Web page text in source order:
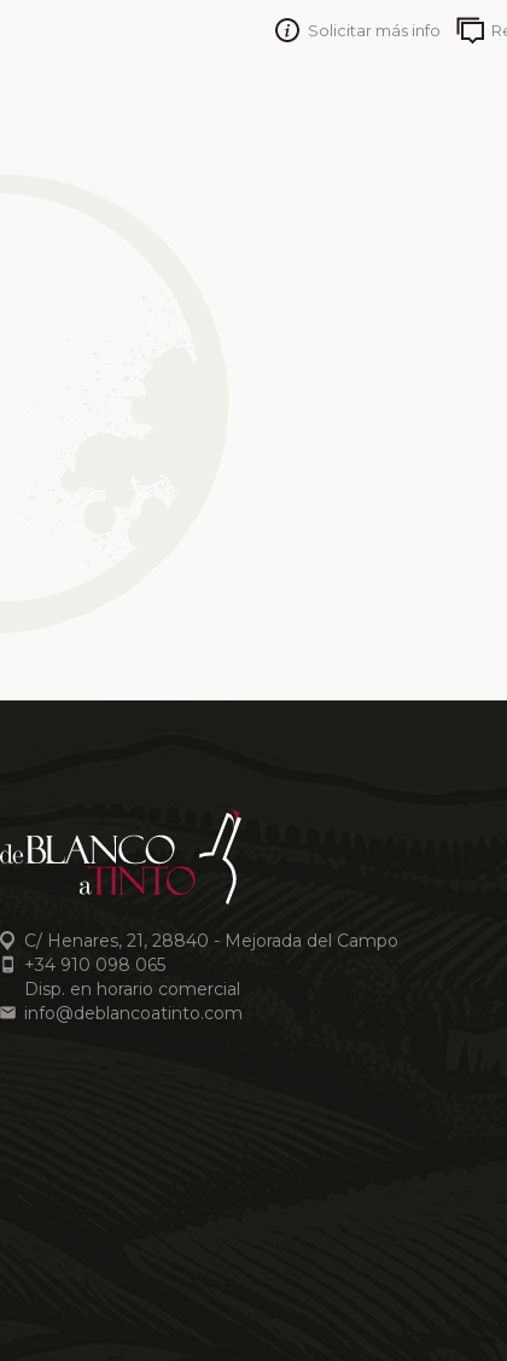
Solicitar más info
C/ Henares, 21, 28840 - Mejorada del Campo
+34 910 098 065
Disp. en horario comercial
info@deblancoatinto.com